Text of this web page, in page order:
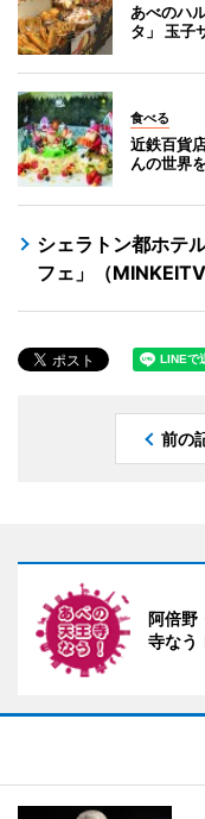
あべのハ
タ」 玉子
食べる
近鉄百貨
んの世界
シェラトン都ホテ
フェ」（MINKEITV
前の
阿倍野
寺なう